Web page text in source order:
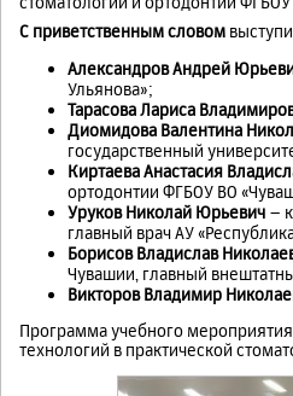
С приветственным словом
Александров Андрей
Ульянова»;
Тарасова Лариса
Диомидова Валентина
государственный
Киртаева Анастасия
ортодонтии ФГБОУ ВО
Уруков Николай Юрьевич –
главный врач АУ
Борисов Владислав
Чувашии, главный
Викторов Владимир
Программа учебного
технологий в практической